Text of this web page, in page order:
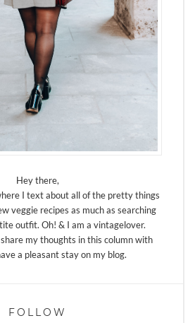
Hey there,
I text about all of the pretty things
veggie recipes as much as searching
outfit. Oh! & I am a vintagelover.
my thoughts in this column with
a pleasant stay on my blog.
FOLLOW